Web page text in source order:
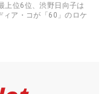
上位6位、渋野日向子は
ア・コが「60」のロケ